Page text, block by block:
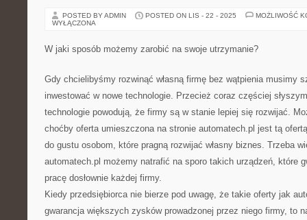
POSTED BY ADMIN POSTED ON LIS - 22 - 2025
MOŻLIWOŚĆ
WYŁĄCZONA
W jaki sposób możemy zarobić na swoje utrzymanie?
Gdy chcielibyśmy rozwinąć własną firmę bez wątpienia musimy
inwestować w nowe technologie. Przecież coraz częściej
technologie powodują, że firmy są w stanie lepiej się rozwijać.
choćby oferta umieszczona na stronie automatech.pl jest tą
do gustu osobom, które pragną rozwijać własny biznes. Trzeba
automatech.pl możemy natrafić na sporo takich urządzeń, które
pracę dosłownie każdej firmy.
Kiedy przedsiębiorca nie bierze pod uwagę, że takie oferty jak
gwarancja większych zysków prowadzonej przez niego firmy, to